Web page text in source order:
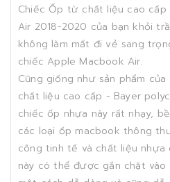
Chiếc Ốp từ chất liệu cao cấp
Air 2018-2020 của bạn khỏi
không làm mất đi vẻ sang
chiếc Apple Macbook Air.
Cũng giống như sản phẩm
chất liệu cao cấp - Bayer
chiếc ốp nhựa này rất nhạy,
các loại ốp macbook thông
công tinh tế và chất liệu
này có thể được gắn chặt vào